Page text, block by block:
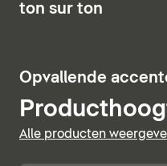
uitstraalt.
12
ton sur ton
10
Opvallende
Alle producten